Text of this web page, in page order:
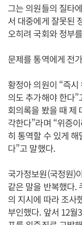
그는 의원들의 질타
서 대중에게 잘못된
오히려 국회와 정부
문제를 통역에게 전
황정아 의원이 “즉
의도 추가해야 한다
회의록을 봤을 때 제
각한다”라며 “위증
히 통역할 수 있게
다”고 말했다.
국가정보원(국정원)
같은 말을 반복했다.
의 지시에 따라 조사
부인했다. 앞서 12월